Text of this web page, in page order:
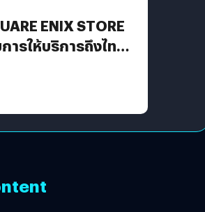
ENIX STORE
ารให้บริการถึงไทย